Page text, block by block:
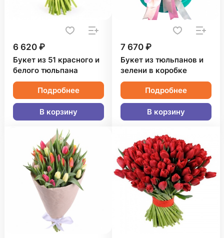
6 620 ₽
Букет из 51 красного и
белого тюльпана
Подробнее
В корзину
7 670 ₽
Букет из тюльпанов и
зелени в коробке
Подробнее
В корзину